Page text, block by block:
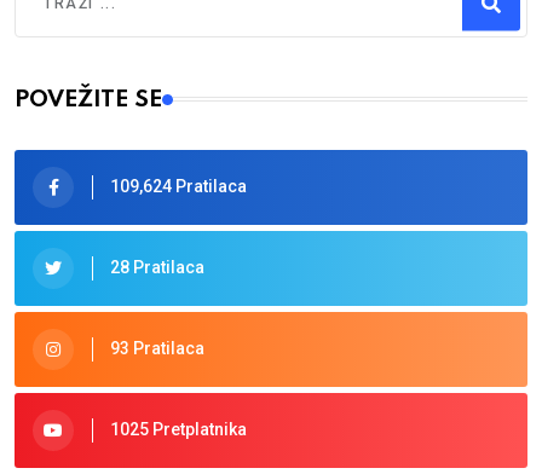
Type 2 or more characters for results.
POVEŽITE SE
109,624 Pratilaca
28 Pratilaca
93 Pratilaca
1025 Pretplatnika